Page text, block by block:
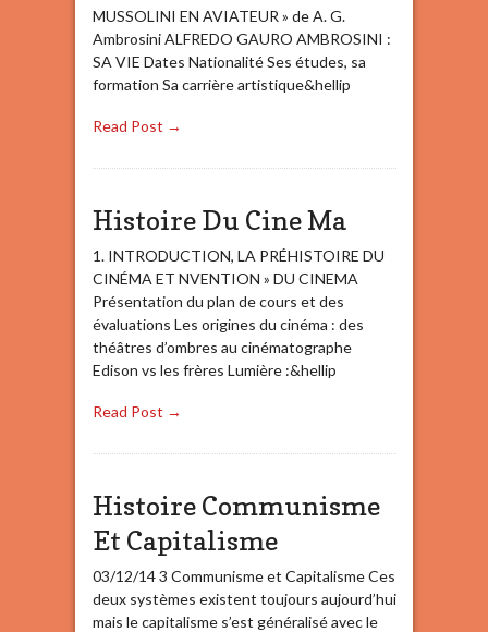
MUSSOLINI EN AVIATEUR » de A. G.
Ambrosini ALFREDO GAURO AMBROSINI :
SA VIE Dates Nationalité Ses études, sa
formation Sa carrière artistique&hellip
Read Post →
Histoire Du Cine Ma
1. INTRODUCTION, LA PRÉHISTOIRE DU
CINÉMA ET NVENTION » DU CINEMA
Présentation du plan de cours et des
évaluations Les origines du cinéma : des
théâtres d’ombres au cinématographe
Edison vs les frères Lumière :&hellip
Read Post →
Histoire Communisme
Et Capitalisme
03/12/14 3 Communisme et Capitalisme Ces
deux systèmes existent toujours aujourd’hui
mais le capitalisme s’est généralisé avec le